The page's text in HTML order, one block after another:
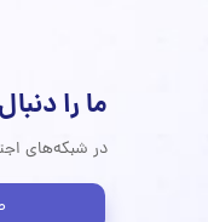
در شبکه‌های
ما را